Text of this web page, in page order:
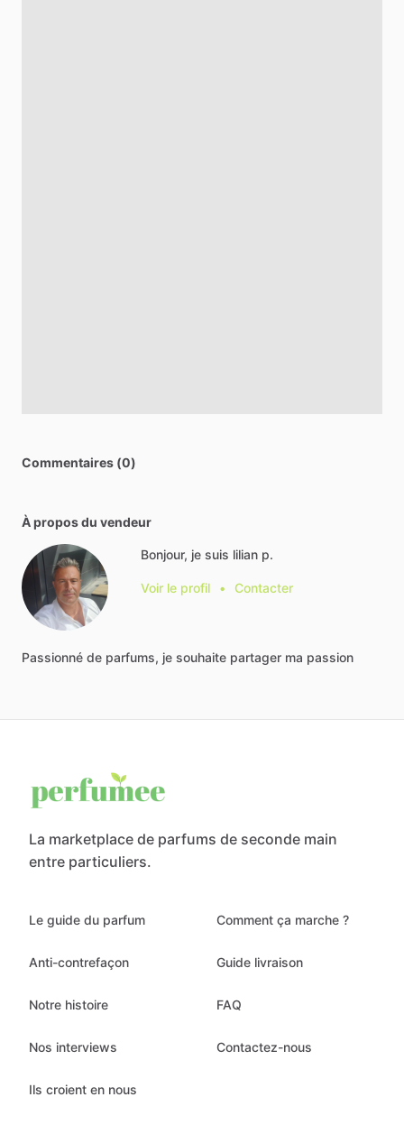
Commentaires (0)
À propos du vendeur
Bonjour, je suis lilian p.
Voir le profil • Contacter
Passionné de parfums, je souhaite partager ma passion
La marketplace de parfums de seconde main
entre particuliers.
Le guide du parfum
Anti-contrefaçon
Notre histoire
Nos interviews
Ils croient en nous
Comment ça marche ?
Guide livraison
FAQ
Contactez-nous